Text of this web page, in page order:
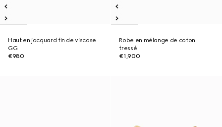
Haut en jacquard fin de viscose
GG
€980
Robe en mélange de coton
tressé
€1,900